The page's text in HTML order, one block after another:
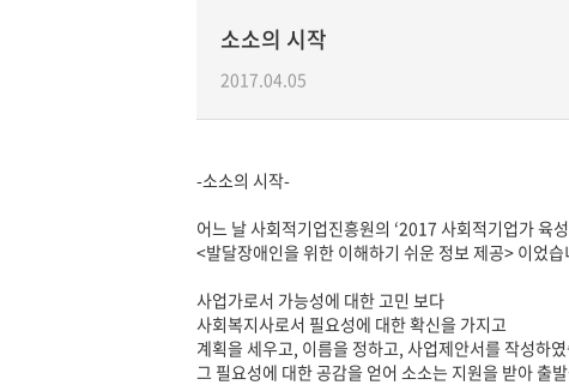
소소의 시작
2017.04.05
-소소의 시작-
어느 날 사회적기업진흥원의 ‘2017 사회적기업가 육
<발달장애인을 위한 이해하기 쉬운 정보 제공> 이었습
사업가로서 가능성에 대한 고민 보다
사회복지사로서 필요성에 대한 확신을 가지고
계획을 세우고, 이름을 정하고, 사업제안서를 작성하
그 필요성에 대한 공감을 얻어 소소는 지원을 받아 출